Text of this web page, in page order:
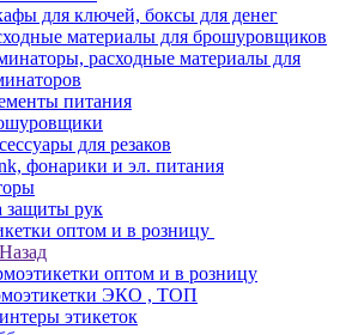
для ключей, боксы для денег
материалы для брошуровщиков
расходные материалы для
питания
для резаков
фонарики и эл. питания
защиты рук
оптом и в розницу
Назад
оптом и в розницу
ЭКО , ТОП
этикеток